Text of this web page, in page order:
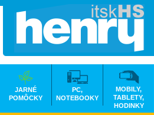
JARNÉ
POMÔCKY
PC,
NOTEBOOKY
MOBILY,
TABLETY,
HODINKY